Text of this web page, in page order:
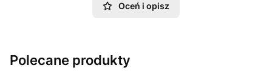
Oceń i opisz
Polecane produkty